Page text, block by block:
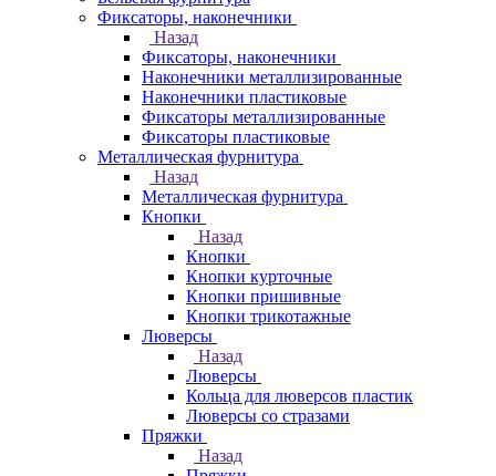
Фиксаторы, наконечники
Назад
Фиксаторы, наконечники
Наконечники металлизированные
Наконечники пластиковые
Фиксаторы металлизированные
Фиксаторы пластиковые
Металлическая фурнитура
Назад
Металлическая фурнитура
Кнопки
Назад
Кнопки
Кнопки курточные
Кнопки пришивные
Кнопки трикотажные
Люверсы
Назад
Люверсы
Кольца для люверсов пластик
Люверсы со стразами
Пряжки
Назад